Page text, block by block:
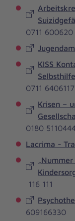
0711 600620
KISS
0711 6406117
Krisen –
0180
Lacrima -
116 111
609166330